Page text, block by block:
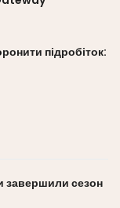
підробіток:
завершили сезон